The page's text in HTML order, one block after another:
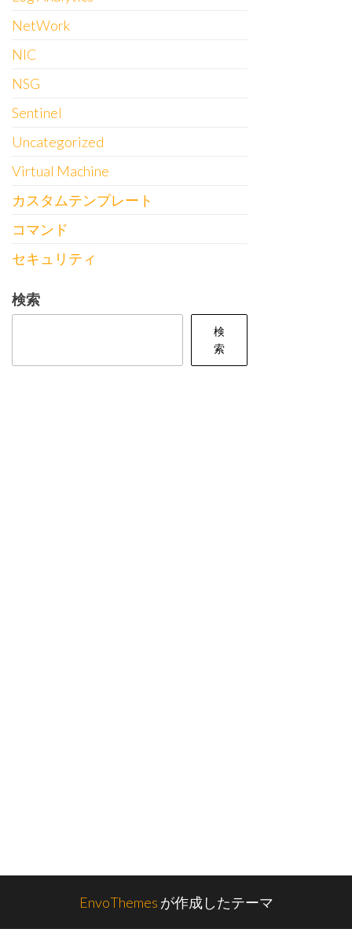
NetWork
NIC
NSG
Sentinel
Uncategorized
Virtual Machine
カスタムテンプレート
コマンド
セキュリティ
検索
検
索
EnvoThemes が作成したテーマ